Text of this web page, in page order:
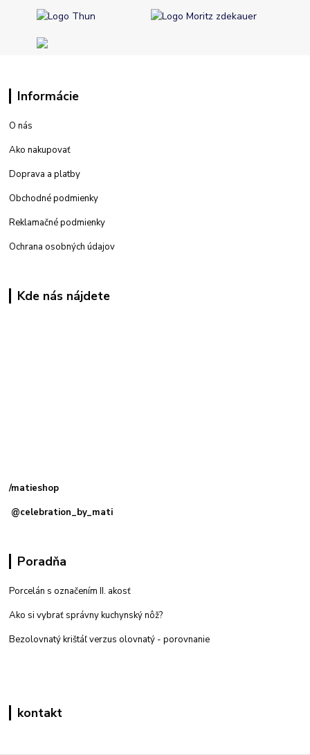
Informácie
O nás
Ako nakupovať
Doprava a platby
Obchodné podmienky
Reklamačné podmienky
Ochrana osobných údajov
Kde nás nájdete
/matieshop
@celebration_by_mati
Poradňa
Porcelán s označením II. akosť
Ako si vybrať správny kuchynský nôž?
Bezolovnatý krištáľ verzus olovnatý - porovnanie
kontakt